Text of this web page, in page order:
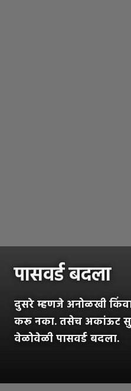
पासवर्ड बदला
दुसरे म्हणजे अनोळखी
करू नका. तसेच अकांऊट
वेळोवेळी पासवर्ड बदला.